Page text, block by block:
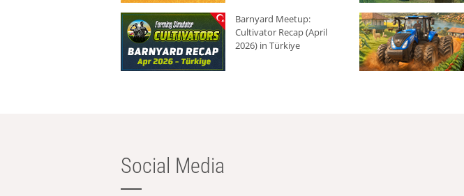
Barnyard Meetup:
Cultivator Recap (April
2026) in Türkiye
Social Media